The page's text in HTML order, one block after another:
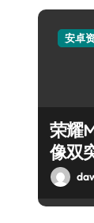
安卓
荣耀
像双